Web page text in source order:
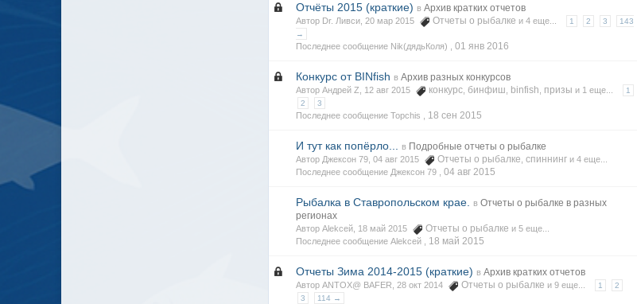
Отчёты 2015 (краткие) в Архив кратких отчетов
Автор Dr. Ливси, 20 мар 2015 Отчеты о рыбалке и 4 еще... 1 2 3
143
→
Последнее сообщение Nik(дядьКоля) ,01 янв 2016
Конкурс от BINfish в Архив разных конкурсов
Автор Андрей Z, 12 авг 2015 конкурс ,бинфиш binfish призы и 1 еще...
1
2
3
Последнее сообщение Topchis , 18 сен 2015
И тут как попёрло... в Подробные отчеты о рыбалке
Автор Джексон 79, 04 авг 2015 Отчеты о рыбалке ,спиннинг и 4 еще...
Последнее сообщение Джексон 79 ,04 авг 2015
Рыбалка в Ставропольском крае. в Отчеты о рыбалке в разных
регионах
Автор Alekсей, 18 май 2015 Отчеты о рыбалке и 5 еще...
Последнее сообщение Alekсей , 18 май 2015
Отчеты Зима 2014-2015 (краткие) в Архив кратких отчетов
Автор ANTOX@ BAFER, 28 окт 2014 Отчеты о рыбалке и 9 еще... 1
2
3
114 →